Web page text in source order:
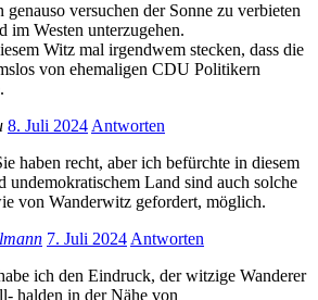
versuchen der Sonne zu verbieten
im Westen unterzugehen.
Witz mal irgendwem stecken, dass die
von ehemaligen CDU Politikern
8. Juli 2024Antworten
haben recht, aber ich befürchte in diesem
undemokratischem Land sind auch solche
von Wanderwitz gefordert, möglich.
7. Juli 2024Antworten
ich den Eindruck, der witzige Wanderer
halden in der Nähe von